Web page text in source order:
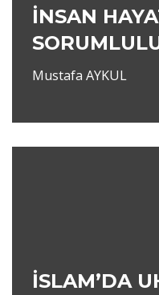
İNSAN
Mustafa AYKUL
İSLAM’DA